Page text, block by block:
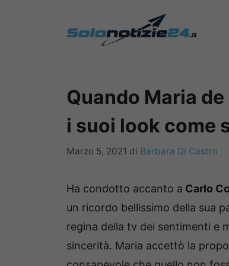
Quando Maria
i suoi look come
Marzo 5, 2021 di Barbara Di Castro
Ha condotto accanto a Carlo
un ricordo bellissimo della sua
regina della tv dei sentimenti e
sincerità. Maria accettò la